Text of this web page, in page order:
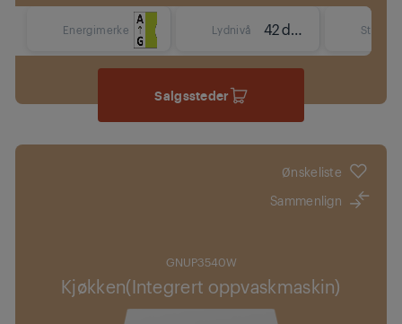
Energimerke Lydnivå 42 dBA
Salgssteder
Ønskeliste
Sammenlign
GNUP3540W
Kjøkken(Integrert oppvaskmaskin)